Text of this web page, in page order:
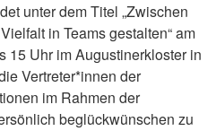
unter dem Titel „Zwischen
in Teams gestalten“ am
15 Uhr im Augustinerkloster in
Vertreter*innen der
im Rahmen der
beglückwünschen zu